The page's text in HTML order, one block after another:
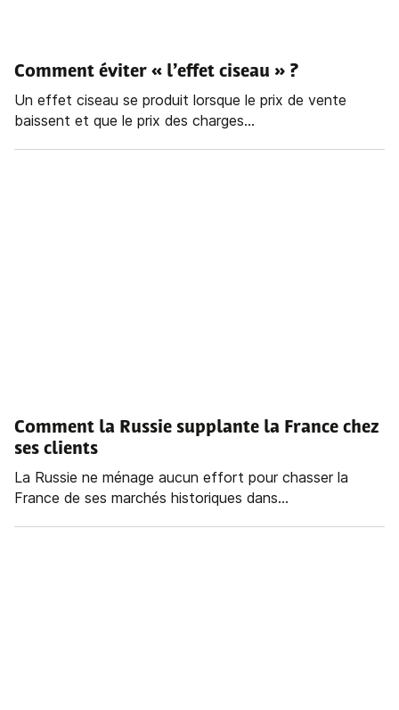
Comment éviter « l’effet ciseau » ?
Un effet ciseau se produit lorsque le prix de vente
baissent et que le prix des charges...
Comment la Russie supplante la France chez
ses clients
La Russie ne ménage aucun effort pour chasser la
France de ses marchés historiques dans...